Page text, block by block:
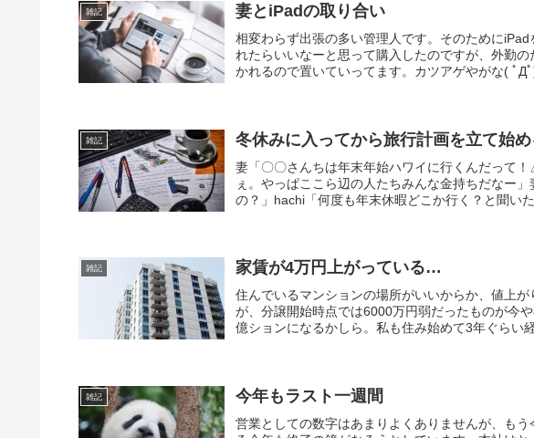
雑記 妻とiPadの取り合い
相変わらず出張の多い管理人です。そのために
れたらいいなーと思って購入したのですが、外勤
かれるので置いていってます。カツアゲやがな( ﾟД
雑記 冬休みに入ってから旅行計画を立て始め
妻「〇〇さんちは年末年始ハワイに行くんだって
ぇ。やっぱここら辺の人たちみんな金持ちだなー
の？」hachi「何度も年末休暇どこか行く？と聞い
雑記 家賃が4万円上がっている…
住んでいるマンションの場所がいいからか、値上
が、分譲開始時点では6000万円弱だったものが今
億ションになるかしら。私も住み始めて3年ぐらい
雑記 今年もラスト一週間
営業としての数字はあまりよくありませんが、も